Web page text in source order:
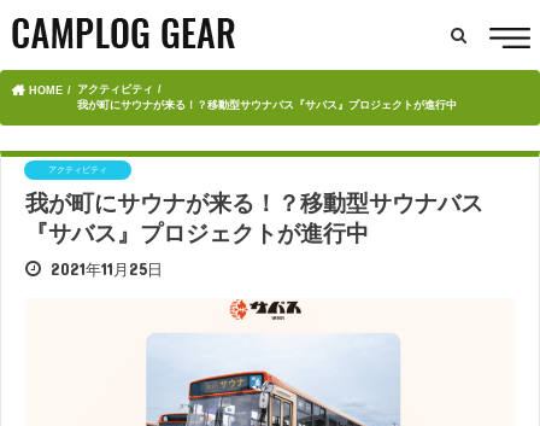
HOME
アクティビティ
我が町にサウナが来る！？移動型サウナバス『サバス』プロジェクトが進行中
アクティビティ
我が町にサウナが来る！？移動型サウナバス
『サバス』プロジェクトが進行中
2021年11月25日